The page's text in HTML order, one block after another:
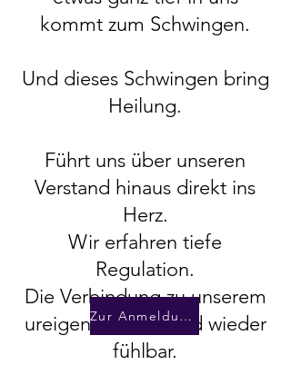
kommt zum Schwingen.
Und dieses Schwingen bring
Heilung.
Führt uns über unseren
Verstand hinaus direkt ins
Herz.
Wir erfahren tiefe
Regulation.
Die Verbindung zu unserem
ureigenen Fluss wird wieder
fühlbar.
Zur Anmeldung